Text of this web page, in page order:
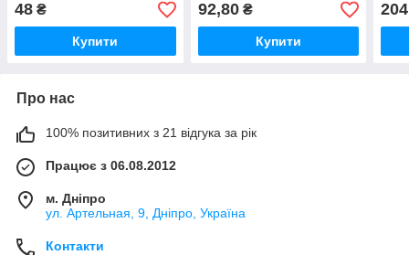
48 ₴
Купити
92,80₴
Купити
Про нас
100% позитивних з 21 відгука за рік
Працює з 06.08.2012
м. Дніпро
ул. Артельная, 9, Дніпро, Україна
Контакти